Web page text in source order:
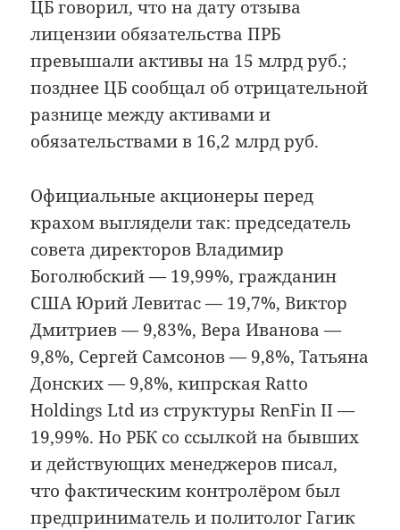
ЦБ говорил, что на дату отзыва
лицензии обязательства ПРБ
превышали активы на 15 млрд руб.;
позднее ЦБ сообщал об отрицательной
разнице между активами и
обязательствами в 16,2 млрд руб.
Официальные акционеры перед
крахом выглядели так: председатель
совета директоров Владимир
Боголюбский — 19,99%, гражданин
США Юрий Левитас — 19,7%, Виктор
Дмитриев — 9,83%, Вера Иванова —
9,8%, Сергей Самсонов — 9,8%, Татьяна
Донских — 9,8%, кипрская Ratto
Holdings Ltd из структуры RenFin II —
19,99%. Но РБК со ссылкой на бывших
и действующих менеджеров писал,
что фактическим контролёром был
предприниматель и политолог Гагик